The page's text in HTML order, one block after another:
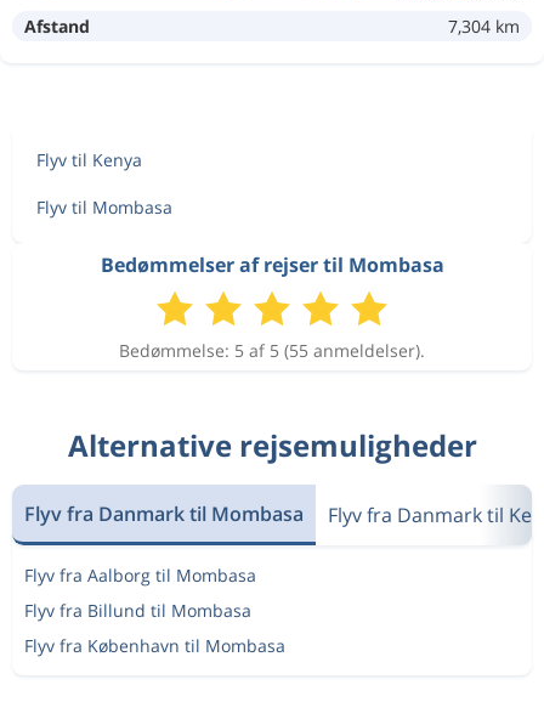
Afstand 7,304 km
Flyv til Kenya
Flyv til Mombasa
Bedømmelser af rejser til Mombasa
Bedømmelse: 5 af 5 (55 anmeldelser).
Alternative rejsemuligheder
Flyv fra Danmark til Mombasa Flyv fra Danmark til
Flyv fra Aalborg til Mombasa
Flyv fra Billund til Mombasa
Flyv fra København til Mombasa